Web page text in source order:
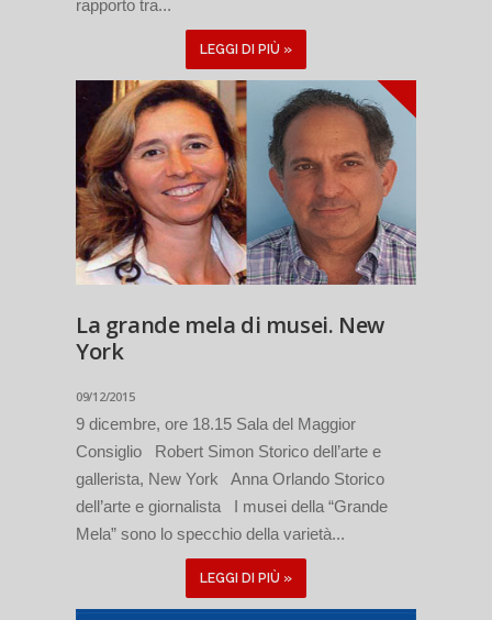
rapporto tra...
LEGGI DI PIÙ »
La grande mela di musei. New
York
09/12/2015
9 dicembre, ore 18.15 Sala del Maggior
Consiglio Robert Simon Storico dell’arte e
gallerista, New York Anna Orlando Storico
dell’arte e giornalista I musei della “Grande
Mela” sono lo specchio della varietà...
LEGGI DI PIÙ »